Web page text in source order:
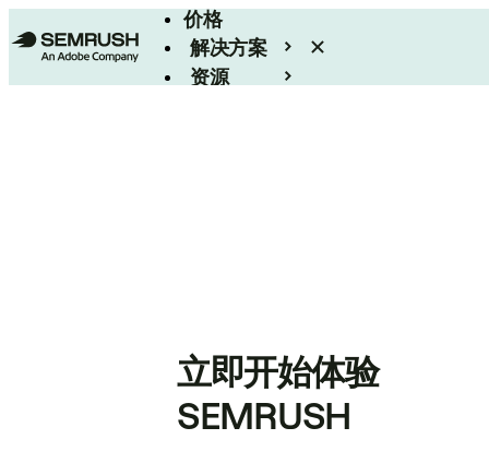
价格
解决方案
资源
立即开始体验
SEMRUSH